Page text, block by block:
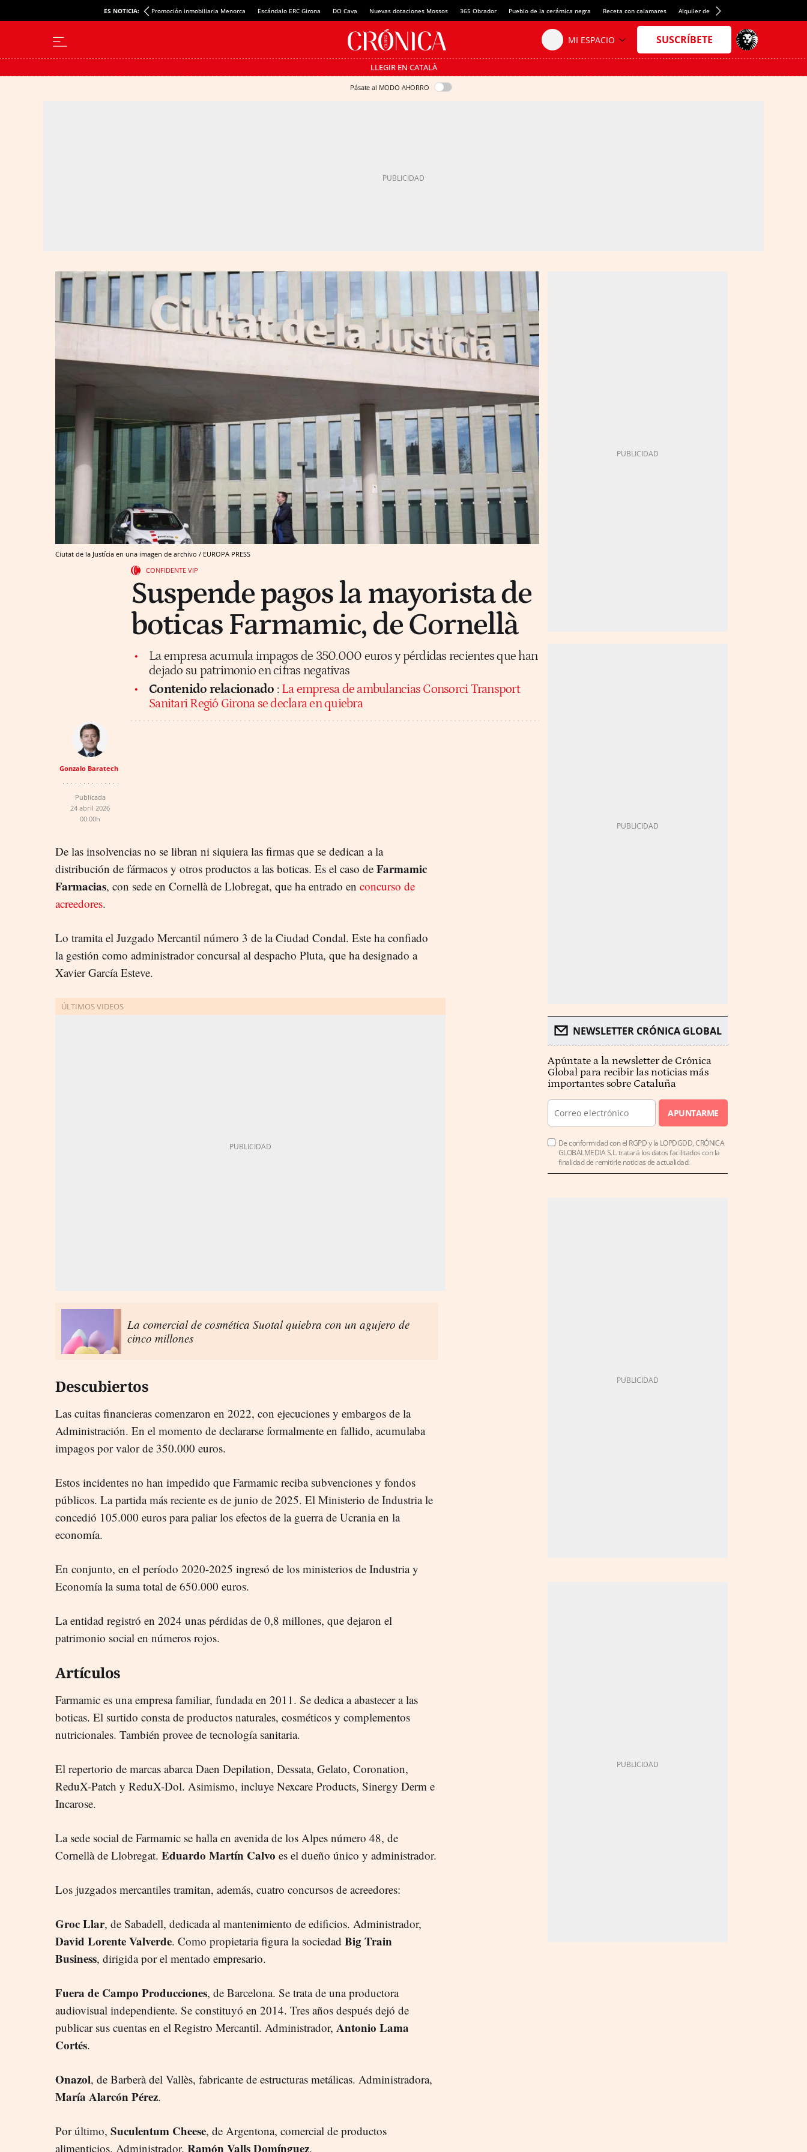
ES NOTICIA: Promoción inmobiliaria Menorca Escándalo ERC Girona DO Cava Nuevas dotaciones Mossos 365 Obrador Pueblo de la cerámica negra Receta con calamares Alquiler de habitaciones en España
LLEGIR EN CATALÀ
Pásate al MODO AHORRO
Ciutat de la Justícia en una imagen de archivo / EUROPA PRESS
CONFIDENTE VIP
Suspende pagos la mayorista de
boticas Farmamic, de Cornellà
La empresa acumula impagos de 350.000 euros y pérdidas recientes que han
dejado su patrimonio en cifras negativas
Contenido relacionado : La empresa de ambulancias Consorci Transport
Sanitari Regió Girona se declara en quiebra
Gonzalo Baratech
Publicada
24 abril 2026
00:00h
De las insolvencias no se libran ni siquiera las firmas que se dedican a la
distribución de fármacos y otros productos a las boticas. Es el caso de Farmamic
Farmacias, con sede en Cornellà de Llobregat, que ha entrado en concurso de
acreedores.
Lo tramita el Juzgado Mercantil número 3 de la Ciudad Condal. Este ha confiado
la gestión como administrador concursal al despacho Pluta, que ha designado a
Xavier García Esteve.
La comercial de cosmética Suotal quiebra con un agujero de
cinco millones
Descubiertos
Las cuitas financieras comenzaron en 2022, con ejecuciones y embargos de la
Administración. En el momento de declararse formalmente en fallido, acumulaba
impagos por valor de 350.000 euros.
Estos incidentes no han impedido que Farmamic reciba subvenciones y fondos
públicos. La partida más reciente es de junio de 2025. El Ministerio de Industria le
concedió 105.000 euros para paliar los efectos de la guerra de Ucrania en la
economía.
En conjunto, en el período 2020-2025 ingresó de los ministerios de Industria y
Economía la suma total de 650.000 euros.
La entidad registró en 2024 unas pérdidas de 0,8 millones, que dejaron el
patrimonio social en números rojos.
Artículos
Farmamic es una empresa familiar, fundada en 2011. Se dedica a abastecer a las
boticas. El surtido consta de productos naturales, cosméticos y complementos
nutricionales. También provee de tecnología sanitaria.
El repertorio de marcas abarca Daen Depilation, Dessata, Gelato, Coronation,
ReduX-Patch y ReduX-Dol. Asimismo, incluye Nexcare Products, Sinergy Derm e
Incarose.
La sede social de Farmamic se halla en avenida de los Alpes número 48, de
Cornellà de Llobregat. Eduardo Martín Calvo es el dueño único y administrador.
Los juzgados mercantiles tramitan, además, cuatro concursos de acreedores:
Groc Llar, de Sabadell, dedicada al mantenimiento de edificios. Administrador,
David Lorente Valverde. Como propietaria figura la sociedad Big Train
Business, dirigida por el mentado empresario.
Fuera de Campo Producciones, de Barcelona. Se trata de una productora
audiovisual independiente. Se constituyó en 2014. Tres años después dejó de
publicar sus cuentas en el Registro Mercantil. Administrador, Antonio Lama
Cortés.
Onazol, de Barberà del Vallès, fabricante de estructuras metálicas. Administradora,
María Alarcón Pérez.
Por último, Suculentum Cheese, de Argentona, comercial de productos
alimenticios. Administrador, Ramón Valls Domínguez.
NEWSLETTER CRÓNICA GLOBAL
Apúntate a la newsletter de Crónica
Global para recibir las noticias más
importantes sobre Cataluña
APUNTARME
De conformidad con el RGPD y la LOPDGDD, CRÓNICA
GLOBALMEDIA S.L. tratará los datos facilitados con la
finalidad de remitirle noticias de actualidad.